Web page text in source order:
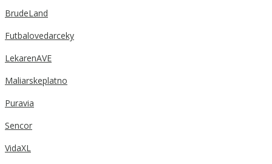
BrudeLand
Futbalovedarceky
LekarenAVE
Maliarskeplatno
Puravia
Sencor
VidaXL